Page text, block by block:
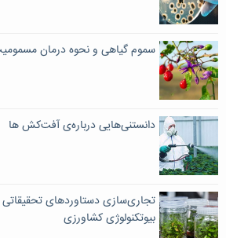
سموم گیاهی و نحوه درمان
دانستنی‌هایی درباره‌ی آفت‌کش ها
تجاری‌سازی دستاوردهای
بیوتکنولوژی کشاورزی